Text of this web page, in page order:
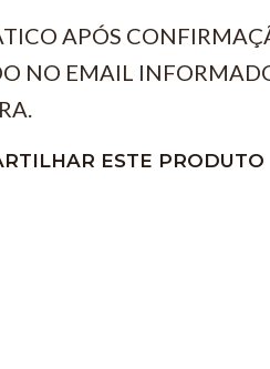
APÓS
NO EMAIL
ESTE PRODUTO